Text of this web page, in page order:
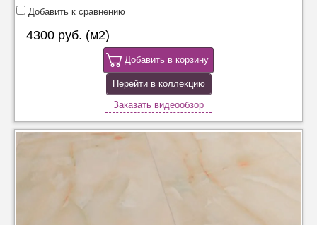
Добавить к сравнению
4300 руб. (м2)
Добавить в корзину
Перейти в коллекцию
Заказать видеообзор